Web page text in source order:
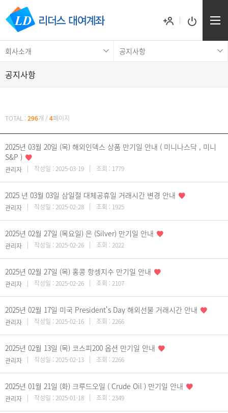
회사소개 공지사항
공지사항
TOTAL : 296개 /4페이지
2025년 03월 20일 (목) 해외인덱스 상품 만기일 안내 ( 미니나스닥 , 미니
S&P )
관리자 작성일 : 2025-03-19 조회 : 1779
2025 년 03월 03일 삼일절 대체공휴일 거래시간 변경 안내
관리자 작성일 : 2025-02-28 조회 : 1925
2025년 02월 27일 (목요일) 은 (Silver) 만기일 안내
관리자 작성일 : 2025-02-26 조회 : 2022
2025년 02월 27일 (목) 홍콩 항셍지수 만기일 안내
관리자 작성일 : 2025-02-26 조회 : 2107
2025년 02월 17일 미국 President's Day 해외선물 거래시간 안내
관리자 작성일 : 2025-02-16 조회 : 2266
2025년 02월 13일 (목) 코스피200 옵션 만기일 안내
관리자 작성일 : 2025-02-13 조회 : 2266
2025년 01월 21일 (화) 크루드오일 ( Crude Oil ) 만기일 안내
관리자 작성일 : 2025-01-18 조회 : 2349